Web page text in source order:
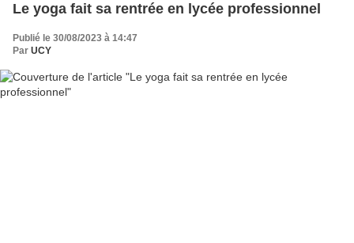
Le yoga fait sa rentrée en lycée professionnel
Publié le 30/08/2023 à 14:47
Par UCY